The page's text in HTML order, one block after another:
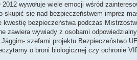
wywołuje wiele emocji wśród
skupić się nad bezpieczeństwem imprez
kwestię bezpieczeństwa podczas
zawiera wywiady z osobami
szefami projektu Bezpieczeństwo
o broni biologicznej czy ochronie